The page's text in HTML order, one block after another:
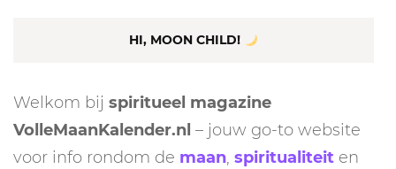
HI, MOON CHILD!
Welkom bij spiritueel magazine
VolleMaanKalender.nl – jouw go-to website
voor info rondom de maan, spiritualiteit en